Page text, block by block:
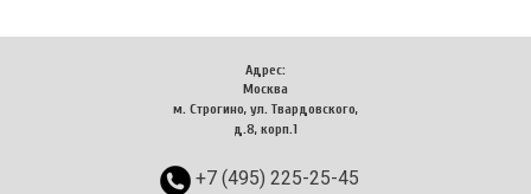
Адрес:
Москва
м. Строгино, ул. Твардовского,
д.8, корп.1
+7 (495) 225-25-45